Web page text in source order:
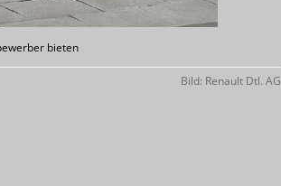
bieten
Bild: Renault Dtl. AG